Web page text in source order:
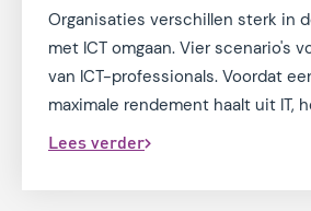
Organisaties verschillen sterk in
met ICT omgaan. Vier scenario's
van ICT-professionals. Voordat
maximale rendement haalt uit IT,
doorstaan. De organisaties waarbij
Lees verder